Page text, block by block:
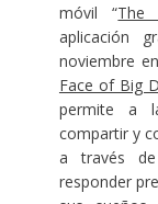
móvil “The
aplicación
noviembre
Face of Big
permite a
compartir y
a través
responder